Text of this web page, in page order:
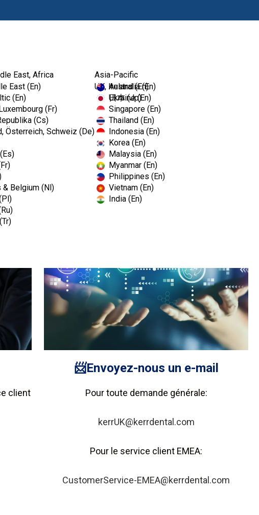
East, Africa
East (En)
(En)
(Fr)
(Cs)
Österreich, Schweiz (De)
& Belgium (Nl)
UK, Ireland (En)
Ukraine (En)
Asia-Pacific
Australia (En)
日本 (Jp)
Singapore (En)
Thailand (En)
Indonesia (En)
Korea (En)
Malaysia (En)
Myanmar (En)
Philippines (En)
Vietnam (En)
India (En)
client
📨Envoyez-nous un e-mail
Pour toute demande générale:
kerrUK@kerrdental.com
Pour le service client EMEA:
CustomerService-EMEA@kerrdental.com